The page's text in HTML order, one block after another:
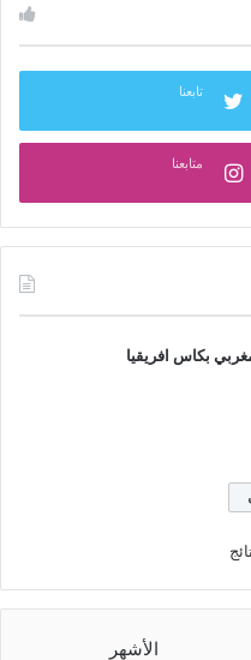
تابعنا
متابعنا
بكاس افريقيا
الأشهر